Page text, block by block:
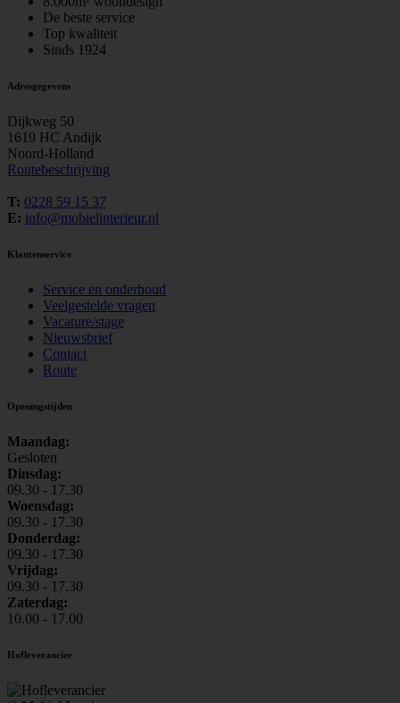
De beste service
Top kwaliteit
Sinds 1924
Adresgegevens
Dijkweg 50
1619 HC Andijk
Noord-Holland
Routebeschrijving
T: 0228 59 15 37
E: info@mobielinterieur.nl
Klantenservice
Service en onderhoud
Veelgestelde vragen
Vacature/stage
Nieuwsbrief
Contact
Route
Openingstijden
Maandag:
Gesloten
Dinsdag:
09.30 - 17.30
Woensdag:
09.30 - 17.30
Donderdag:
09.30 - 17.30
Vrijdag:
09.30 - 17.30
Zaterdag:
10.00 - 17.00
Hofleverancier